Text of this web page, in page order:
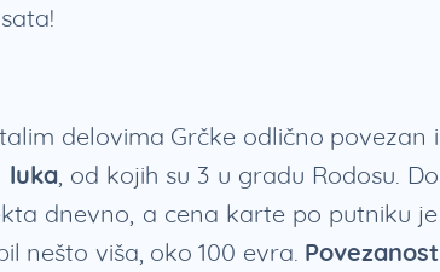
delovima Grčke odlično povezan i
luka, od kojih su 3 u gradu Rodosu. Do
dnevno, a cena karte po putniku je
nešto viša, oko 100 evra. Povezanost